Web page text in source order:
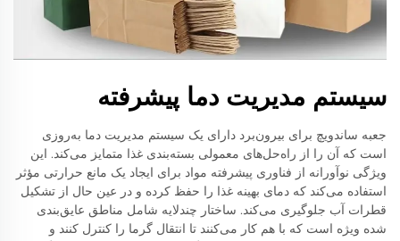
سیستم مدیریت دما پیشرفته
جعبه ساندویچ برای بیرون‌برد دارای یک سیستم مدیریت دما به‌روزی
است که آن را از راه‌حل‌های معمولی بسته‌بندی غذا متمایز می‌کند. این
ویژگی نوآورانه از فناوری پیشرفته مواد برای ایجاد یک مانع حرارتی مؤثر
استفاده می‌کند که دمای بهینه غذا را حفظ کرده و در عین حال از تشکیل
قطرات آب جلوگیری می‌کند. ساختار چندلایه شامل مناطق عایق‌بندی
شده ویژه است که با هم کار می‌کنند تا انتقال گرما را کنترل کنند و